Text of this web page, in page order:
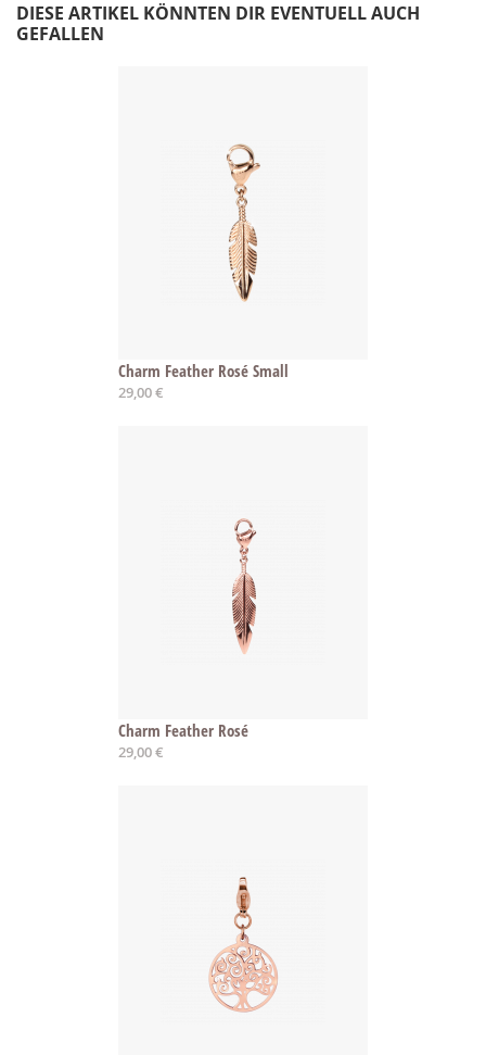
DIESE ARTIKEL KÖNNTEN DIR EVENTUELL AUCH
GEFALLEN
Charm Feather Rosé Small
29,00 €
Charm Feather Rosé
29,00 €